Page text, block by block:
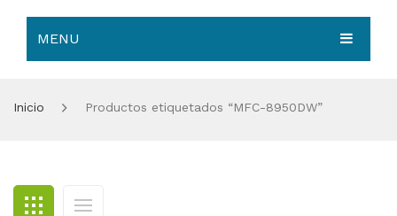
MENU
BLOG
Inicio Productos etiquetados “MFC-8950DW”